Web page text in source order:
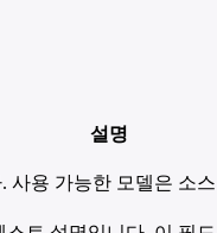
설명
용 가능한 모델은 소스